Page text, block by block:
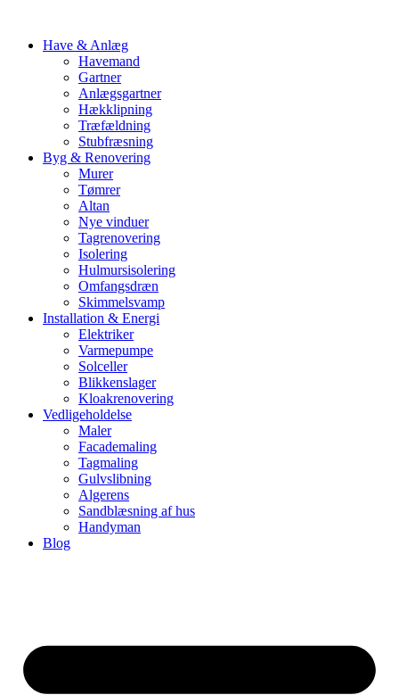
Have & Anlæg
Havemand
Gartner
Anlægsgartner
Hækklipning
Træfældning
Stubfræsning
Byg & Renovering
Murer
Tømrer
Altan
Nye vinduer
Tagrenovering
Isolering
Hulmursisolering
Omfangsdræn
Skimmelsvamp
Installation & Energi
Elektriker
Varmepumpe
Solceller
Blikkenslager
Kloakrenovering
Vedligeholdelse
Maler
Facademaling
Tagmaling
Gulvslibning
Algerens
Sandblæsning af hus
Handyman
Blog